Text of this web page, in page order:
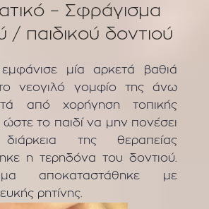
– Σφράγισμα
/ παιδικού δοντιού
μία αρκετά βαθιά
νεογιλό γομφίο της άνω
από χορήγηση τοπικής
ώστε το παιδί να μην πονέσει
της θεραπείας
η τερηδόνα του δοντιού.
αποκαταστάθηκε με
ρητίνης.